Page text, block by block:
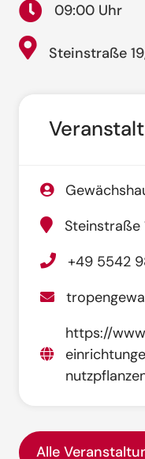
09:00 Uhr
Steinstraße
Steinstraße
+49 5542
https://
Alle